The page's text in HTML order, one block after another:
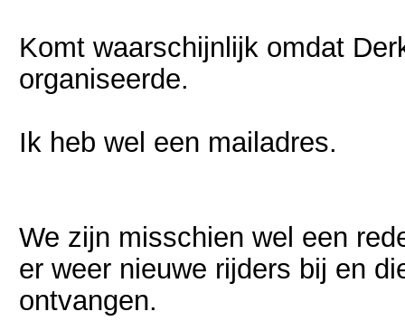
Komt waarschijnlijk omdat
organiseerde.
Ik heb wel een mailadres.
We zijn misschien wel een
er weer nieuwe rijders bij en
ontvangen.